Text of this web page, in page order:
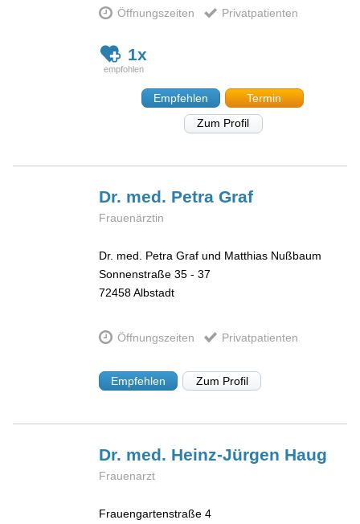
Öffnungszeiten Privatpatienten
1x
Empfehlen
Termin
Zum Profil
Dr. med. PetraGraf
Frauenärztin
Dr. med. Petra Graf und Matthias Nußbaum
Sonnenstraße 35 - 37
72458Albstadt
Öffnungszeiten Privatpatienten
Empfehlen Zum Profil
Dr. med. Heinz-Jürgen Haug
Frauenarzt
Frauengartenstraße 4